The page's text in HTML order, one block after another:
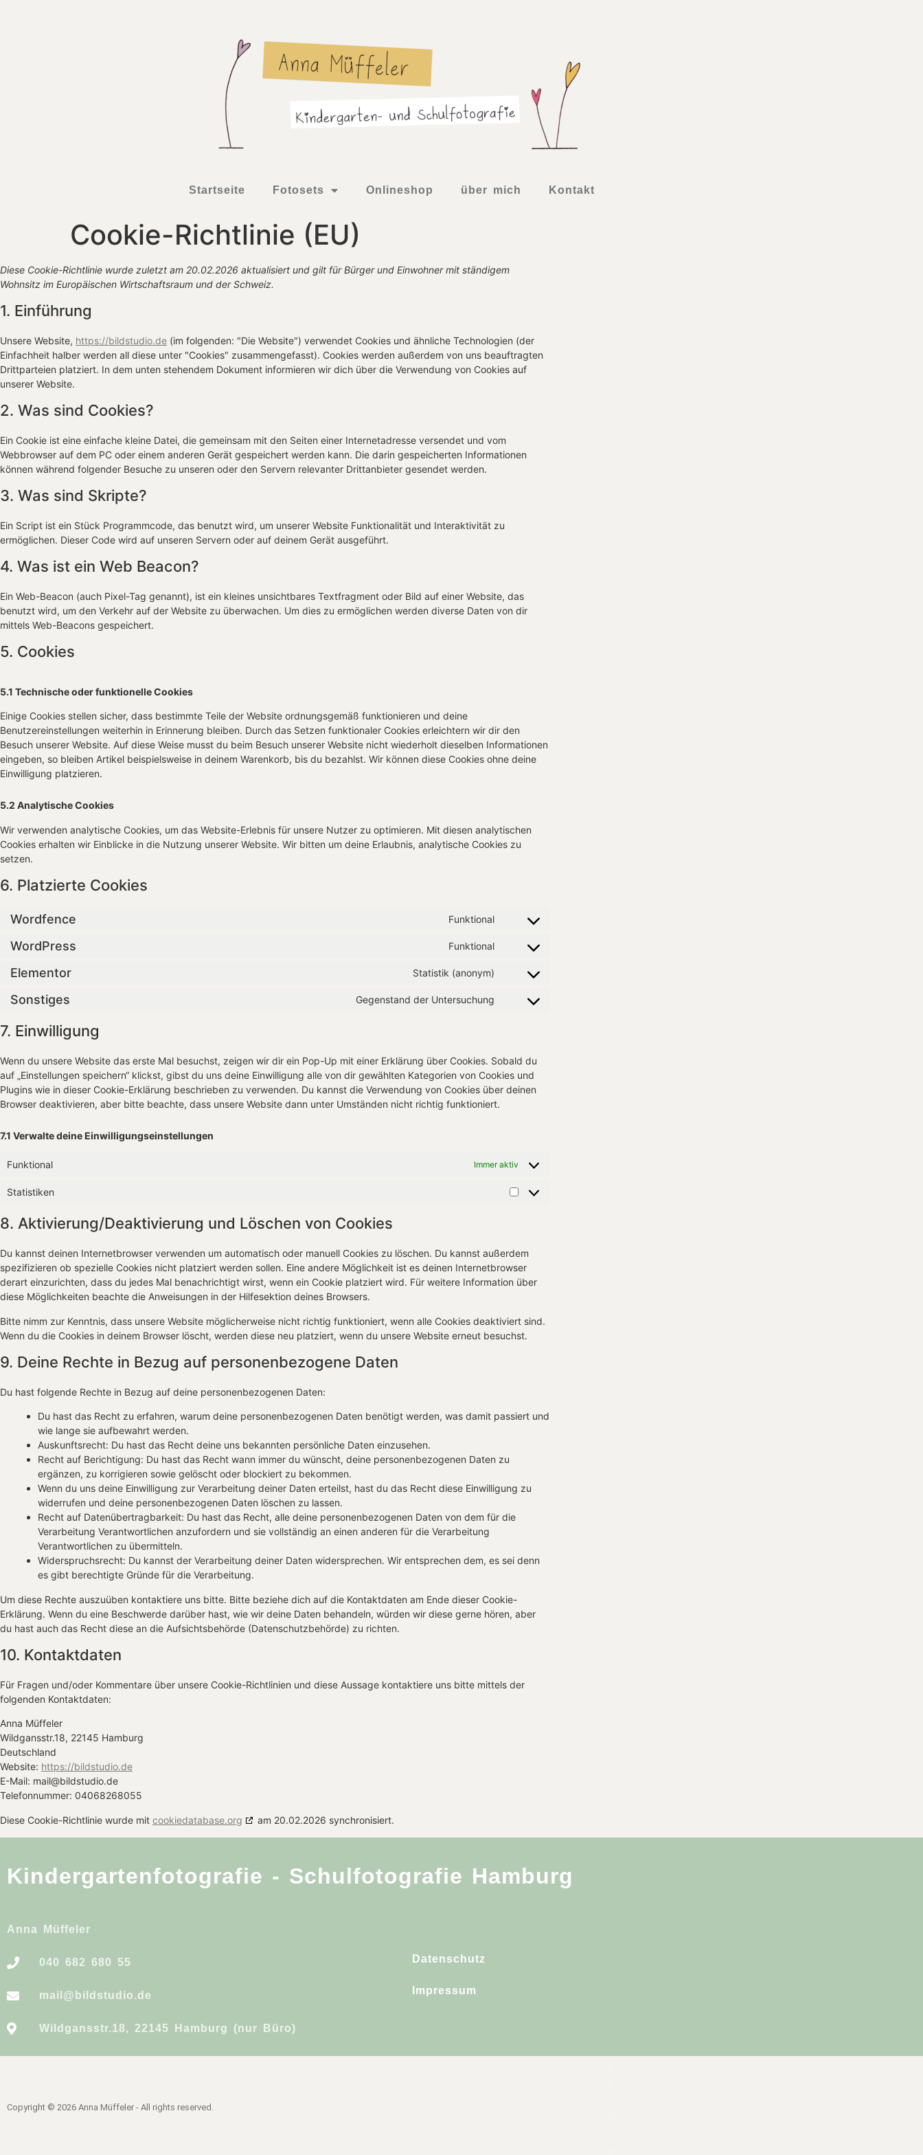
Startseite Fotosets Onlineshop über mich Kontakt
Cookie-Richtlinie (EU)
Diese Cookie-Richtlinie wurde zuletzt am 20.02.2026 aktualisiert und gilt für Bürger und Einwohner mit ständigem
Wohnsitz im Europäischen Wirtschaftsraum und der Schweiz.
1. Einführung
Unsere Website, https://bildstudio.de (im folgenden: "Die Website") verwendet Cookies und ähnliche Technologien (der
Einfachheit halber werden all diese unter "Cookies" zusammengefasst). Cookies werden außerdem von uns beauftragten
Drittparteien platziert. In dem unten stehendem Dokument informieren wir dich über die Verwendung von Cookies auf
unserer Website.
2. Was sind Cookies?
Ein Cookie ist eine einfache kleine Datei, die gemeinsam mit den Seiten einer Internetadresse versendet und vom
Webbrowser auf dem PC oder einem anderen Gerät gespeichert werden kann. Die darin gespeicherten Informationen
können während folgender Besuche zu unseren oder den Servern relevanter Drittanbieter gesendet werden.
3. Was sind Skripte?
Ein Script ist ein Stück Programmcode, das benutzt wird, um unserer Website Funktionalität und Interaktivität zu
ermöglichen. Dieser Code wird auf unseren Servern oder auf deinem Gerät ausgeführt.
4. Was ist ein Web Beacon?
Ein Web-Beacon (auch Pixel-Tag genannt), ist ein kleines unsichtbares Textfragment oder Bild auf einer Website, das
benutzt wird, um den Verkehr auf der Website zu überwachen. Um dies zu ermöglichen werden diverse Daten von dir
mittels Web-Beacons gespeichert.
5. Cookies
5.1 Technische oder funktionelle Cookies
Einige Cookies stellen sicher, dass bestimmte Teile der Website ordnungsgemäß funktionieren und deine
Benutzereinstellungen weiterhin in Erinnerung bleiben. Durch das Setzen funktionaler Cookies erleichtern wir dir den
Besuch unserer Website. Auf diese Weise musst du beim Besuch unserer Website nicht wiederholt dieselben Informationen
eingeben, so bleiben Artikel beispielsweise in deinem Warenkorb, bis du bezahlst. Wir können diese Cookies ohne deine
Einwilligung platzieren.
5.2 Analytische Cookies
Wir verwenden analytische Cookies, um das Website-Erlebnis für unsere Nutzer zu optimieren. Mit diesen analytischen
Cookies erhalten wir Einblicke in die Nutzung unserer Website. Wir bitten um deine Erlaubnis, analytische Cookies zu
setzen.
6. Platzierte Cookies
Wordfence Funktional
WordPress Funktional
Elementor Statistik (anonym)
Sonstiges Gegenstand der Untersuchung
7. Einwilligung
Wenn du unsere Website das erste Mal besuchst, zeigen wir dir ein Pop-Up mit einer Erklärung über Cookies. Sobald du
auf „Einstellungen speichern“ klickst, gibst du uns deine Einwilligung alle von dir gewählten Kategorien von Cookies und
Plugins wie in dieser Cookie-Erklärung beschrieben zu verwenden. Du kannst die Verwendung von Cookies über deinen
Browser deaktivieren, aber bitte beachte, dass unsere Website dann unter Umständen nicht richtig funktioniert.
7.1 Verwalte deine Einwilligungseinstellungen
Funktional Immer aktiv
Statistiken
8. Aktivierung/Deaktivierung und Löschen von Cookies
Du kannst deinen Internetbrowser verwenden um automatisch oder manuell Cookies zu löschen. Du kannst außerdem
spezifizieren ob spezielle Cookies nicht platziert werden sollen. Eine andere Möglichkeit ist es deinen Internetbrowser
derart einzurichten, dass du jedes Mal benachrichtigt wirst, wenn ein Cookie platziert wird. Für weitere Information über
diese Möglichkeiten beachte die Anweisungen in der Hilfesektion deines Browsers.
Bitte nimm zur Kenntnis, dass unsere Website möglicherweise nicht richtig funktioniert, wenn alle Cookies deaktiviert sind.
Wenn du die Cookies in deinem Browser löscht, werden diese neu platziert, wenn du unsere Website erneut besuchst.
9. Deine Rechte in Bezug auf personenbezogene Daten
Du hast folgende Rechte in Bezug auf deine personenbezogenen Daten:
Du hast das Recht zu erfahren, warum deine personenbezogenen Daten benötigt werden, was damit passiert und
wie lange sie aufbewahrt werden.
Auskunftsrecht: Du hast das Recht deine uns bekannten persönliche Daten einzusehen.
Recht auf Berichtigung: Du hast das Recht wann immer du wünscht, deine personenbezogenen Daten zu
ergänzen, zu korrigieren sowie gelöscht oder blockiert zu bekommen.
Wenn du uns deine Einwilligung zur Verarbeitung deiner Daten erteilst, hast du das Recht diese Einwilligung zu
widerrufen und deine personenbezogenen Daten löschen zu lassen.
Recht auf Datenübertragbarkeit: Du hast das Recht, alle deine personenbezogenen Daten von dem für die
Verarbeitung Verantwortlichen anzufordern und sie vollständig an einen anderen für die Verarbeitung
Verantwortlichen zu übermitteln.
Widerspruchsrecht: Du kannst der Verarbeitung deiner Daten widersprechen. Wir entsprechen dem, es sei denn
es gibt berechtigte Gründe für die Verarbeitung.
Um diese Rechte auszuüben kontaktiere uns bitte. Bitte beziehe dich auf die Kontaktdaten am Ende dieser Cookie-
Erklärung. Wenn du eine Beschwerde darüber hast, wie wir deine Daten behandeln, würden wir diese gerne hören, aber
du hast auch das Recht diese an die Aufsichtsbehörde (Datenschutzbehörde) zu richten.
10. Kontaktdaten
Für Fragen und/oder Kommentare über unsere Cookie-Richtlinien und diese Aussage kontaktiere uns bitte mittels der
folgenden Kontaktdaten:
Anna Müffeler
Wildgansstr.18, 22145 Hamburg
Deutschland
Website: https://bildstudio.de
E-Mail: mail@bildstudio.de
Telefonnummer: 04068268055
Diese Cookie-Richtlinie wurde mit cookiedatabase.org am 20.02.2026 synchronisiert.
Kindergartenfotografie - Schulfotografie Hamburg
Anna Müffeler
040 682 680 55
mail@bildstudio.de
Wildgansstr.18, 22145 Hamburg (nur Büro)
Datenschutz
Impressum
Copyright © 2026 Anna Müffeler - All rights reserved.